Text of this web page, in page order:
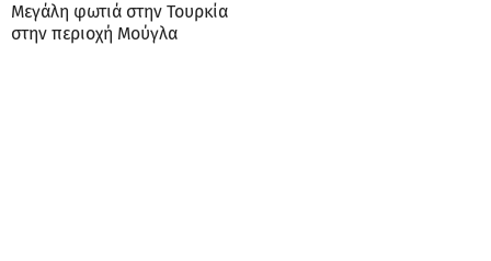
Μεγάλη φωτιά στην Τουρκία
στην περιοχή Μούγλα